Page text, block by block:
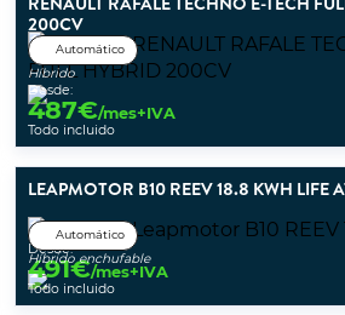
200CV
Automático
Híbrido
Desde:
487€/mes+IVA
Todo incluido
LEAPMOTOR B10 REEV 18.8 KWH LIFE
Automático
Híbrido enchufable
Desde:
491€/mes+IVA
Todo incluido